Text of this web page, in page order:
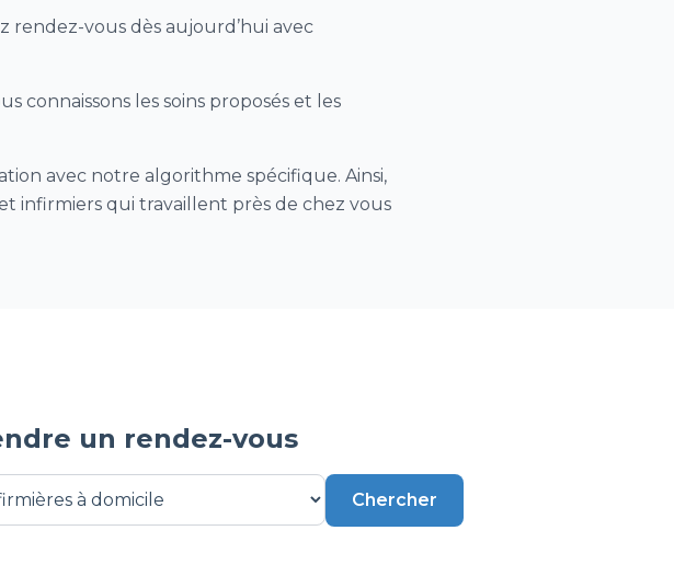
rendez-vous dès aujourd’hui avec
connaissons les soins proposés et les
avec notre algorithme spécifique. Ainsi,
infirmiers qui travaillent près de chez vous
un rendez-vous
Chercher